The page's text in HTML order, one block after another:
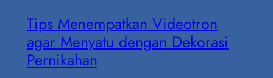
Tips Menempatkan Videotron
agar Menyatu dengan Dekorasi
Pernikahan